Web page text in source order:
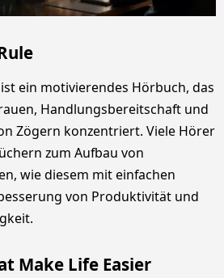
ein motivierendes Hörbuch, das
Handlungsbereitschaft und
Zögern konzentriert. Viele Hörer
zum Aufbau von
wie diesem mit einfachen
von Produktivität und
Make Life Easier